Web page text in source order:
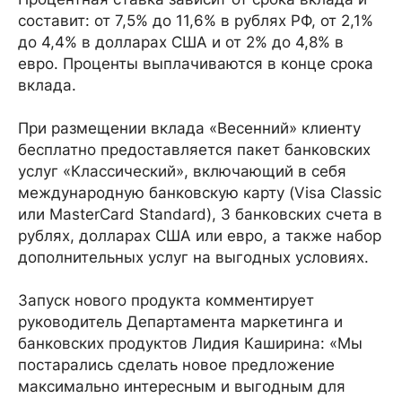
составит: от 7,5% до 11,6% в рублях РФ, от 2,1%
до 4,4% в долларах США и от 2% до 4,8% в
евро. Проценты выплачиваются в конце срока
вклада.
При размещении вклада «Весенний» клиенту
бесплатно предоставляется пакет банковских
услуг «Классический», включающий в себя
международную банковскую карту (Visa Classic
или MasterCard Standard), 3 банковских счета в
рублях, долларах США или евро, а также набор
дополнительных услуг на выгодных условиях.
Запуск нового продукта комментирует
руководитель Департамента маркетинга и
банковских продуктов Лидия Каширина: «Мы
постарались сделать новое предложение
максимально интересным и выгодным для